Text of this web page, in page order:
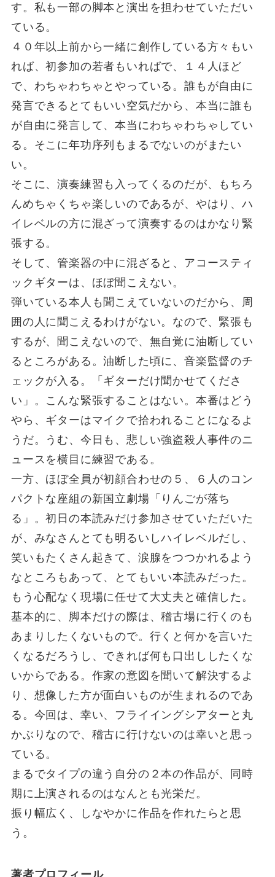
す。私も一部の脚本と演出を担わせていただい
ている。
４０年以上前から一緒に創作している方々もい
れば、初参加の若者もいればで、１４人ほど
で、わちゃわちゃとやっている。誰もが自由に
発言できるとてもいい空気だから、本当に誰も
が自由に発言して、本当にわちゃわちゃしてい
る。そこに年功序列もまるでないのがまたい
い。
そこに、演奏練習も入ってくるのだが、もちろ
んめちゃくちゃ楽しいのであるが、やはり、ハ
イレベルの方に混ざって演奏するのはかなり緊
張する。
そして、管楽器の中に混ざると、アコースティ
ックギターは、ほぼ聞こえない。
弾いている本人も聞こえていないのだから、周
囲の人に聞こえるわけがない。なので、緊張も
するが、聞こえないので、無自覚に油断してい
るところがある。油断した頃に、音楽監督のチ
ェックが入る。「ギターだけ聞かせてくださ
い」。こんな緊張することはない。本番はどう
やら、ギターはマイクで拾われることになるよ
うだ。うむ、今日も、悲しい強盗殺人事件のニ
ュースを横目に練習である。
一方、ほぼ全員が初顔合わせの５、６人のコン
パクトな座組の新国立劇場「りんごが落ち
る」。初日の本読みだけ参加させていただいた
が、みなさんとても明るいしハイレベルだし、
笑いもたくさん起きて、涙腺をつつかれるよう
なところもあって、とてもいい本読みだった。
もう心配なく現場に任せて大丈夫と確信した。
基本的に、脚本だけの際は、稽古場に行くのも
あまりしたくないもので。行くと何かを言いた
くなるだろうし、できれば何も口出ししたくな
いからである。作家の意図を聞いて解決するよ
り、想像した方が面白いものが生まれるのであ
る。今回は、幸い、フライイングシアターと丸
かぶりなので、稽古に行けないのは幸いと思っ
ている。
まるでタイプの違う自分の２本の作品が、同時
期に上演されるのはなんとも光栄だ。
振り幅広く、しなやかに作品を作れたらと思
う。
著者プロフィール